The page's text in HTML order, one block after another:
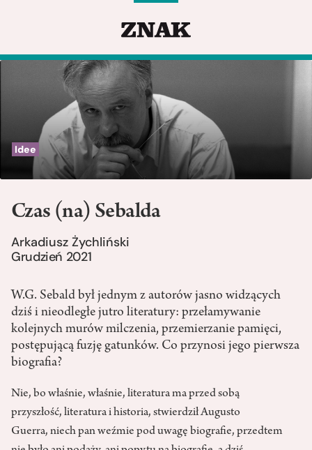
Idee
Czas (na) Sebalda
Arkadiusz Żychliński
Grudzień 2021
W.G. Sebald był jednym z autorów jasno widzących
dziś i nieodległe jutro literatury: przełamywanie
kolejnych murów milczenia, przemierzanie pamięci,
postępującą fuzję gatunków. Co przynosi jego pierwsza
biografia?
Nie, bo właśnie, właśnie, literatura ma przed sobą
przyszłość, literatura i historia, stwierdził Augusto
Guerra, niech pan weźmie pod uwagę biografie, przedtem